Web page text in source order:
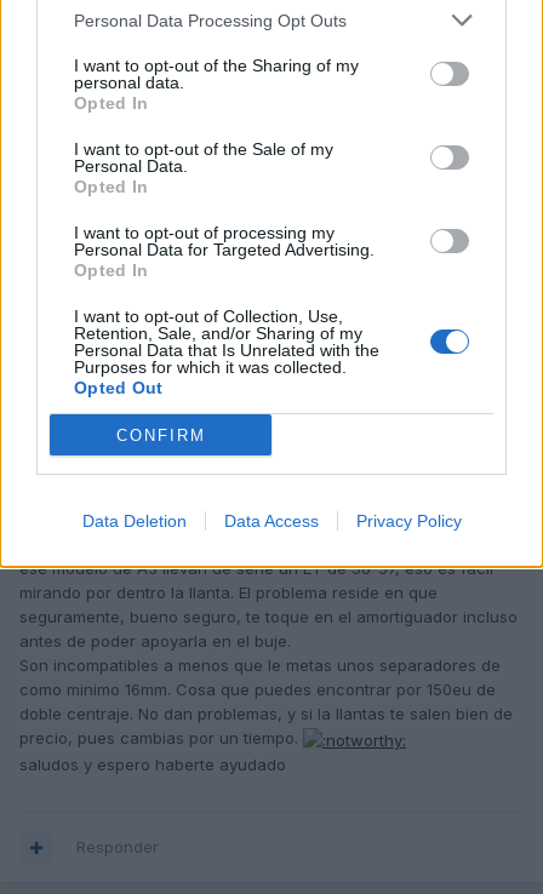
Personal Data Processing Opt Outs
I want to opt-out of the Sharing of my
personal data.
Opted In
I want to opt-out of the Sale of my
Personal Data.
Opted In
I want to opt-out of processing my
Personal Data for Targeted Advertising.
Opted In
I want to opt-out of Collection, Use,
Retention, Sale, and/or Sharing of my
Personal Data that Is Unrelated with the
Purposes for which it was collected.
Opted Out
CONFIRM
Data Deletion Data Access Privacy Policy
Kawaleches
Publicado
Pues el 3.0 TDI no lleva precisamente unas pinzas pequeñas
Entonces es al revés, al tener más ET quedan más dentro de la
aleta por decirlo así.. de todos modos lo tengo fácil, con subir el
falta es tiempo!
Responder
Publicado14 de Mayo del 2010
ese modelo de A3 llevan de serie un ET de 56-57, eso es facil
mirando por dentro la llanta. El problema reside en que
seguramente, bueno seguro, te toque en el amortiguador incluso
antes de poder apoyarla en el buje.
Son incompatibles a menos que le metas unos separadores de
como minimo 16mm. Cosa que puedes encontrar por 150eu de
doble centraje. No dan problemas, y si la llantas te salen bien de
precio, pues cambias por un tiempo.
saludos y espero haberte ayudado
Responder